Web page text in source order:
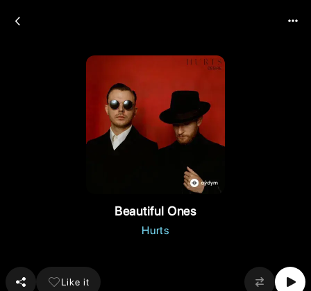
Beautiful Ones
Hurts
Like it